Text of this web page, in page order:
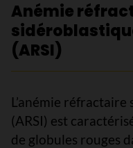
Anémie
(ARSI)
L’anémie
(ARSI) est
de globules rouges